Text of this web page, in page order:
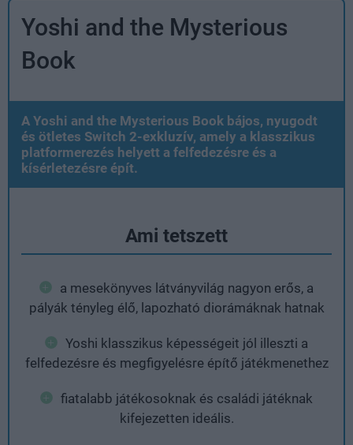
Yoshi and the Mysterious
Book
A Yoshi and the Mysterious Book bájos, nyugodt
és ötletes Switch 2-exkluzív, amely a klasszikus
platformerezés helyett a felfedezésre és a
kísérletezésre épít.
Ami tetszett
a mesekönyves látványvilág nagyon erős, a
pályák tényleg élő, lapozható diorámáknak hatnak
Yoshi klasszikus képességeit jól illeszti a
felfedezésre és megfigyelésre építő játékmenethez
fiatalabb játékosoknak és családi játéknak
kifejezetten ideális.